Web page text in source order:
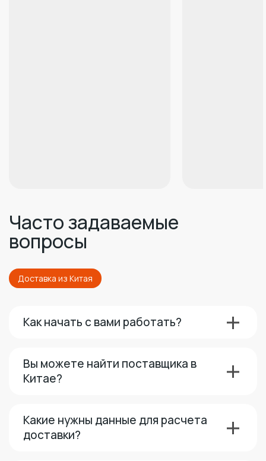
Часто задаваемые
вопросы
Доставка из Китая
Как начать с вами работать?
Вы можете найти поставщика в
Китае?
Какие нужны данные для расчета
доставки?